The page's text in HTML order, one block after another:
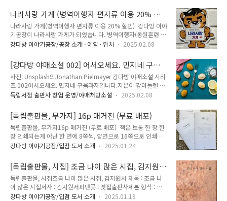
날, 한 권의 책이 제 삶에 찾아왔습니다. 그리고 깨달았습니
다. 인생에는 정답이 없는 게 아..
후 적응 관련 내용을 담고 있다. 2019년부터 지금까지 격월간으
로 발행되고 있으며, 2025년 2월 기준 37호까지 발행됐다. 강다
방 이야기공장 뿐만 아니라 전국 150곳의 독립서점과 제로 웨이
스트 숍, 문화공간에 배포되고 있다.재단법인 기후변화센터
https://www.climatechangecenter.kr/ RE100 국내현황,
클리마투스컬리지, 기후활동가, CC매RE1..
나라사랑 가게 (병역이행자 편지류 이용 20% 할
인)
나라사랑 가게(병역이행자 편지류 이용 20% 할인) 강다방 이야
기공장이 나라사랑 가게가 되었습니다. 병역이행자(동원훈련 이
수자, 현역병·사회복무요원 등 복무자, 병역명문가)는 1년 후 시
강다방에서 마음껏 편지를 적어보세요. 우대 대상 :복무중(현역
병⸱사회복무⸱전문⸱산업기능요원),예비군(당해연도병력동원훈련
이수자⸱모범예비군),병역명문가 우대 내용 :편지류 이용료의
20% 할인* 편지류: 1년 후 천천히 가는 편지, 익명 유리병 펜팔
편지* 할인 중복시 최대 할인 단건으로 적용 나라사랑 가게찾
mc=mma0003357 --> 나라사랑 가게조회 --> 지역별리스트..
강다방 이야기공장/공장 소개 · 예약 · 위치 2025.02.08
[강다방 야매소설 002] 어서오세요. 민지네 구움
과자입니다.
사진: Unsplash의Jonathan Pielmayer 강다방 야매소설 시리
즈 002어서오세요. 민지네 구움과자입니다.지은이 강마들렌 흑
과 백을 넘어 다채로운 색을 구워내는 민지네 구움과자가 되길
는 죄책감이 드는 하루다. 요즘 나의 고민은 이것이다. 무엇이 정
의인가, 내 행복이 우선인가? 누군가는 불행한데 나만 행복해도
되는 걸까?"어서오세요. 민지네 구움과자입니다."오늘 첫 손님
이 들어왔다. 잠깐 나에 대한 설명이 필요할 것 같다. 나는 잘 나
가던 IT 대기업에서 서비스 기획자로 일하다 최근 버블이 꺼지며
자이다. 파이어족을 준비하다 회사를 나와 현재는 구움과자 전
문..
독립서점 출판사 창업 운영/야매처방소설 2025.02.08
[독립출판물, 무가지] 16p 매거진 (무료 배포)
독립출판물, 무가지16p 매거진 (무료 배포) 책은 보통 한 장 한
장 인쇄되는게 아닌 한 면에 8쪽씩, 양면으로 16쪽으로 인쇄되
어 재단되는 식으로 만들어진다. 책이 만드어지는 과정을 본따
페이지로 접어 만든 잡지이다. 익숙하지만 깊이 생각해 보지 못
한 일상의 평범한 주제를 다룬다. 전국 독립서점 등에서 무료로
배포 중이다. 16p 10번째 이야기는 특별히 책방지기들이 뽑은
한 해의 책 속 문장과 이야기가 담겨 있다. 16p 매거진 인스타
그램https://www.instagram.com/16p.official/ 미남컴퍼니
강다방 이야기공장/입점 도서 소개 2025.01.24
[독립출판물, 시집] 조금 나이 많은 시집, 김지원
서
독립출판물, 시집조금 나이 많은 시집, 김지원서 제목 : 조금 나
이 많은 시집저자 : 김지원서펴낸곳 : 맷집출판사제본 형식 : 종
이책 - 무선제본쪽수 : 116쪽크기 : 128x182mm가격 : 13,500
강다방 이야기공장/입점 도서 소개 2025.01.19